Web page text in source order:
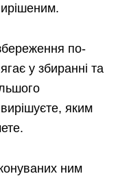
по-
у збиранні та
яким
ним